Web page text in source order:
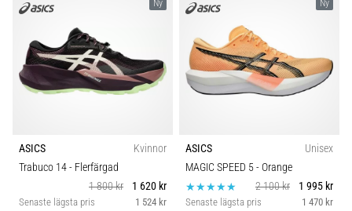
Ny
ASICS
Kvinnor
Trabuco 14- Flerfärgad
1 800 kr
1 620 kr
Senaste lägsta pris 1 524 kr
Ny
ASICS
Unisex
MAGIC SPEED 5- Orange
2 100 kr
1 995 kr
Senaste lägsta pris 1 470 kr